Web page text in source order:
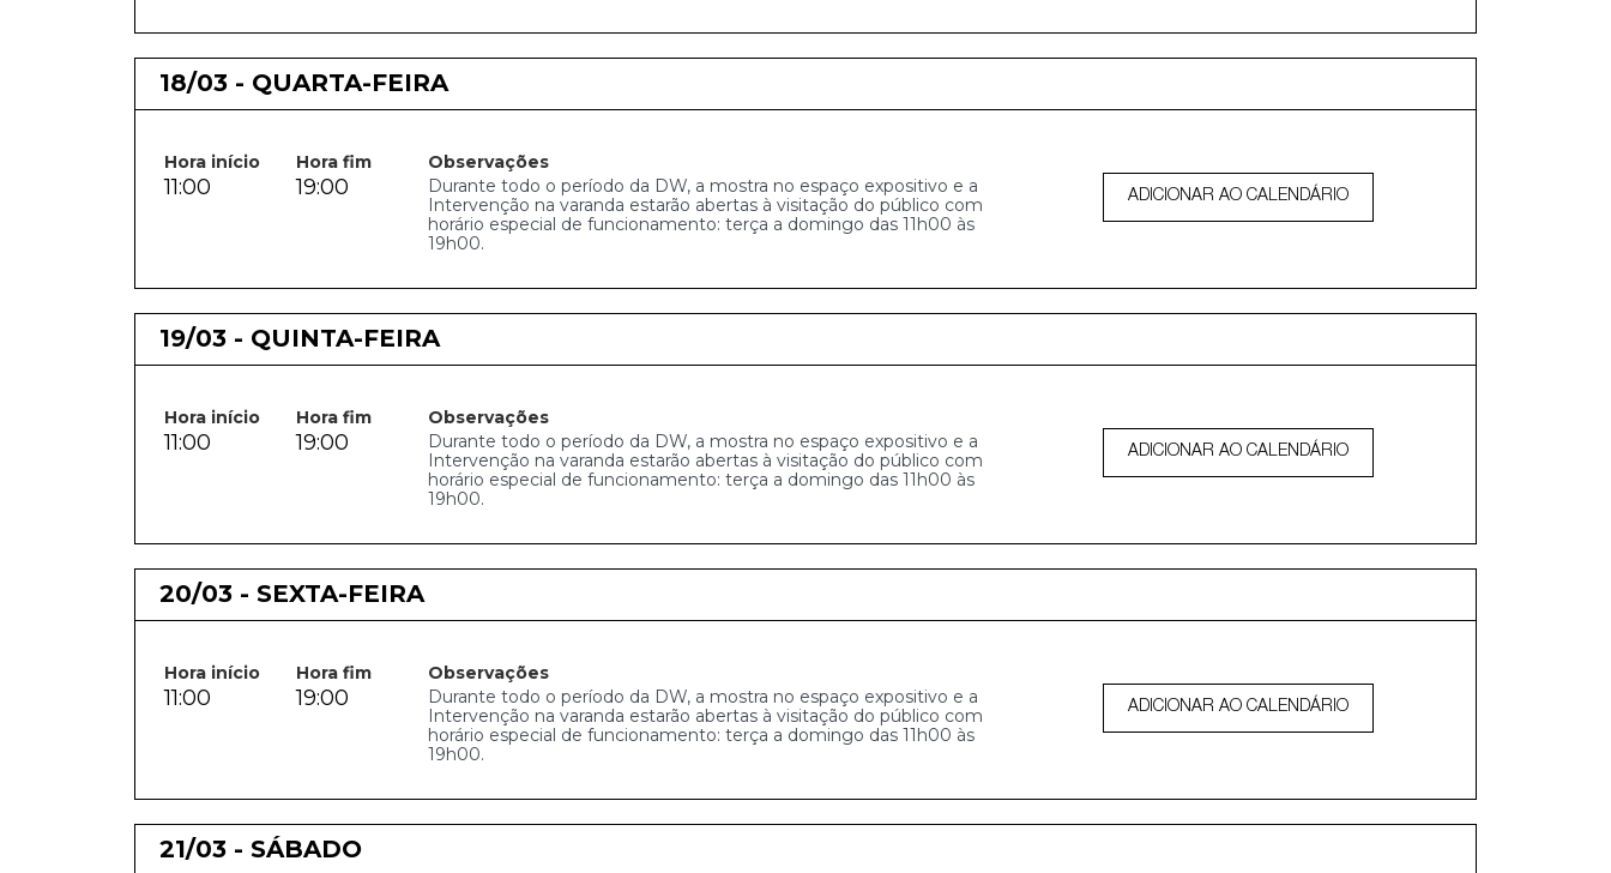
18/03 - QUARTA-FEIRA
Hora início Hora fim Observações
11:00 19:00
Durante todo o período da DW, a mostra no espaço expositivo e a
Intervenção na varanda estarão abertas à visitação do público com
horário especial de funcionamento: terça a domingo das 11h00 às
19h00.
ADICIONAR AO CALENDÁRIO
19/03 - QUINTA-FEIRA
Hora início Hora fim Observações
11:00 19:00
Durante todo o período da DW, a mostra no espaço expositivo e a
Intervenção na varanda estarão abertas à visitação do público com
horário especial de funcionamento: terça a domingo das 11h00 às
19h00.
ADICIONAR AO CALENDÁRIO
20/03 - SEXTA-FEIRA
Hora início Hora fim Observações
11:00 19:00
Durante todo o período da DW, a mostra no espaço expositivo e a
Intervenção na varanda estarão abertas à visitação do público com
horário especial de funcionamento: terça a domingo das 11h00 às
19h00.
ADICIONAR AO CALENDÁRIO
21/03 - SÁBADO